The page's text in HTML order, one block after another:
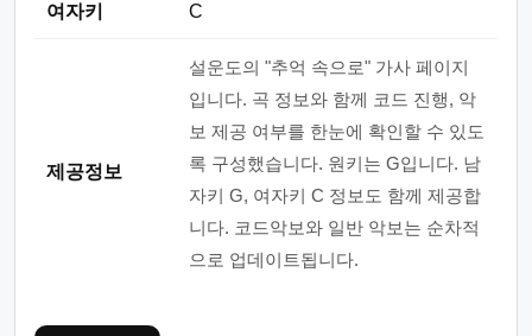
여자키 C
제공정보
설운도의 "추억 속으로" 가사 페이지
입니다. 곡 정보와 함께 코드 진행, 악
보 제공 여부를 한눈에 확인할 수 있도
록 구성했습니다. 원키는 G입니다. 남
자키 G, 여자키 C 정보도 함께 제공합
니다. 코드악보와 일반 악보는 순차적
으로 업데이트됩니다.